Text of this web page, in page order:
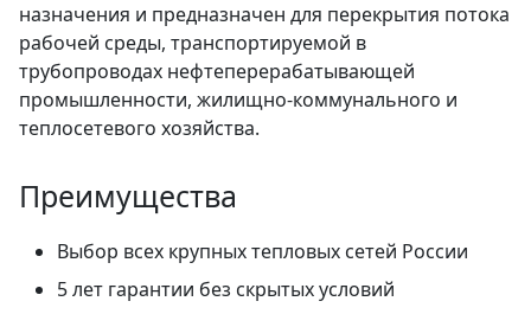
назначения и предназначен для перекрытия потока
рабочей среды, транспортируемой в
трубопроводах нефтеперерабатывающей
промышленности, жилищно-коммунального и
теплосетевого хозяйства.
Преимущества
Выбор всех крупных тепловых сетей России
5 лет гарантии без скрытых условий